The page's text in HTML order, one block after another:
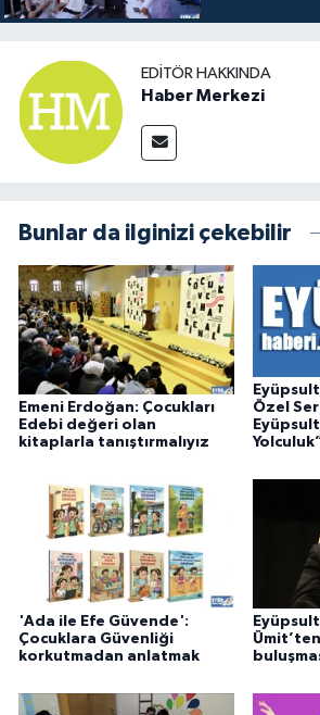
EDITÖR HAKKINDA
Haber Merkezi
Bunlar da ilginizi çekebilir
Emeni Erdoğan: Çocukları
Edebi değeri olan
kitaplarla tanıştırmalıyız
Özel
'Ada ile Efe Güvende':
Çocuklara Güvenliği
korkutmadan anlatmak